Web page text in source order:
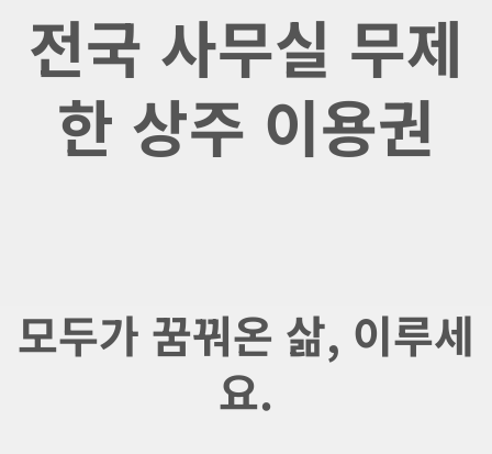
전국 사무실 무제
한 상주 이용권
모두가 꿈꿔온 삶, 이루세
요.